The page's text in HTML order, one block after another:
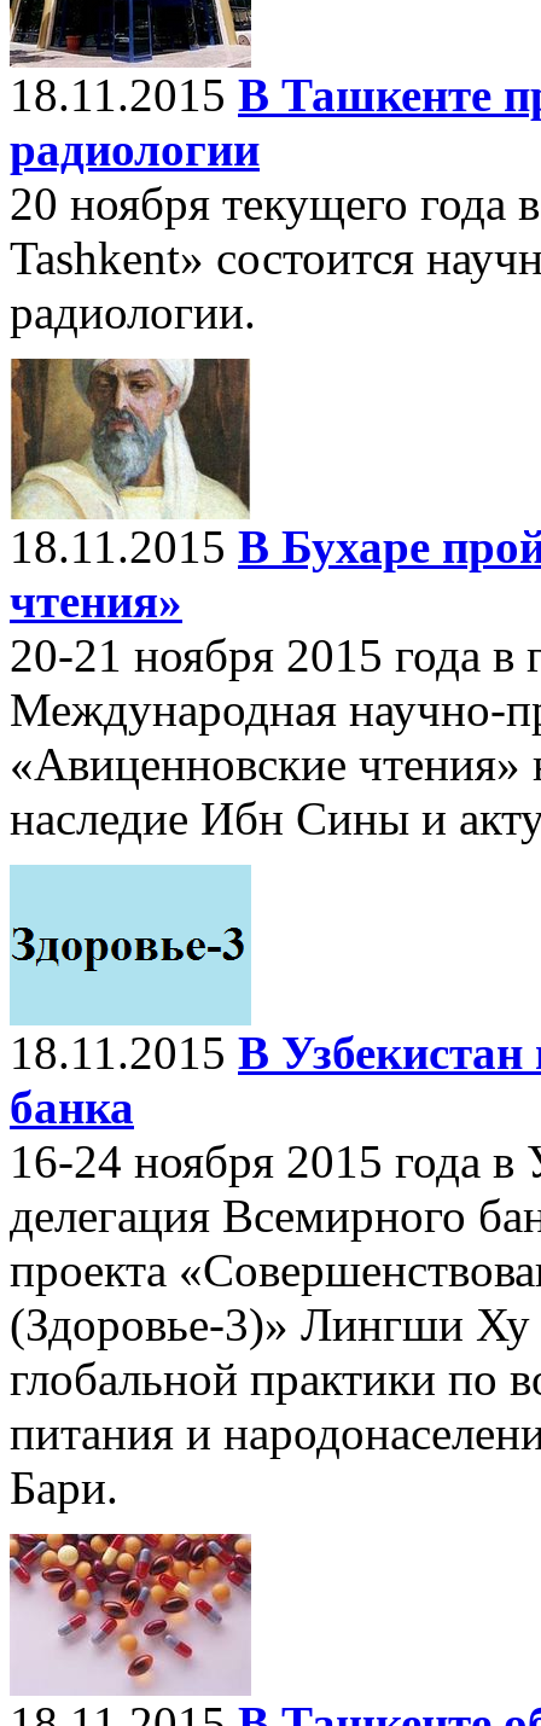
18.11.2015 В Ташкенте
радиологии
20 ноября текущего года
Tashkent» состоится
радиологии.
18.11.2015 В Бухаре
чтения»
20-21 ноября 2015 года
Международная научно-
«Авиценновские
наследие Ибн Сины и
18.11.2015 В
банка
16-24 ноября 2015 года в
делегация Всемирного
проекта
(Здоровье-3)» Лингши Ху
глобальной практики по
питания и
Бари.